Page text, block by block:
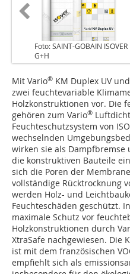
Foto: SAINT-GOBAIN ISOVER
G+H
Mit Vario® KM Duplex UV
zwei feuchtevariable
Holzkonstruktionen vor. Die
gehören zum Vario®
Feuchteschutzsystem von
wechselnden
wirken sie als
die konstruktiven Bauteile
sich die Poren der
vollständige Rücktrocknung
werden Holz- und
Feuchteschäden geschützt.
maximale Schutz vor
Holzkonstruktionen durch
XtraSafe nachgewiesen. Die
ist mit dem französischen
empfiehlt sich als